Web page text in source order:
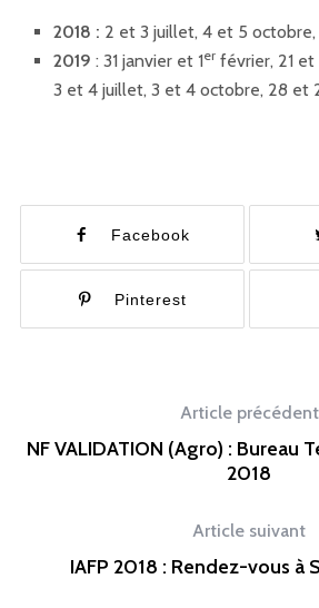
2018 : 2 et 3 juillet, 4 et 5
2019 : 31 janvier et 1erfévrier, 21 et
3 et 4 juillet, 3 et 4 octobre, 28 et
Facebook
Pinterest
Article précédent
NF VALIDATION (Agro) : Bureau
2018
Article suivant
IAFP 2018 : Rendez-vous à